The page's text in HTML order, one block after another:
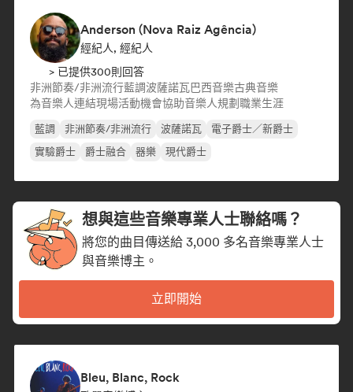
Anderson (Nova Raiz Agência)
經紀人, 經紀人
> 已提供300則回答
非洲節奏/非洲流行藍調波薩諾瓦巴西音樂古典音樂
為音樂人連結現場活動機會協助音樂人規劃職業生涯
藍調 非洲節奏/非洲流行 波薩諾瓦
電子爵士／新爵士
實驗爵士
爵士融合 器樂 現代爵士
想與這些音樂專業人士聯絡嗎？
將您的曲目傳送給 3,000 多名音樂專業人士
與音樂博主。
立即開始
Bleu, Blanc, Rock